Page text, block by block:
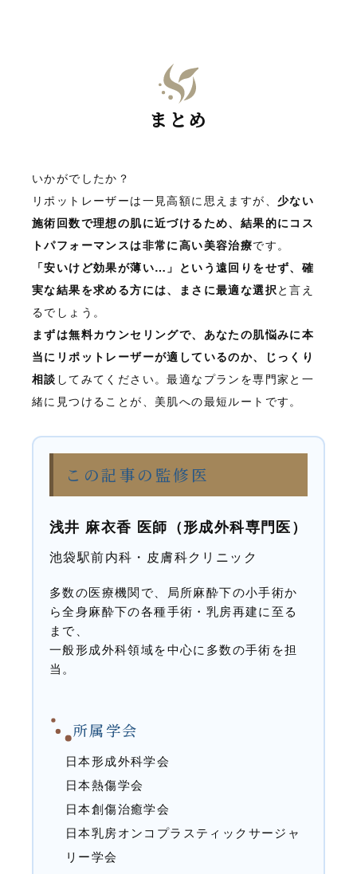
まとめ
いかがでしたか？
リポットレーザーは一見高額に思えますが、 少ない
施術回数で理想の肌に近づけるため、結果的にコス
トパフォーマンスは非常に高い美容治療です。
「安いけど効果が薄い…」という遠回りをせず、確
実な結果を求める方には、まさに最適な選択 と言え
るでしょう。
まずは無料カウンセリングで、あなたの肌悩みに本
当にリポットレーザーが適しているのか、じっくり
相談 してみてください。最適なプランを専門家と一
緒に見つけることが、美肌への最短ルートです。
この記事の監修医
浅井 麻衣香 医師 （形成外科専門医）
池袋駅前内科・皮膚科クリニック
多数の医療機関で、局所麻酔下の小手術か
ら全身麻酔下の各種手術・乳房再建に至る
まで、
一般形成外科領域を中心に多数の手術を担
当。
所属学会
日本形成外科学会
日本熱傷学会
日本創傷治癒学会
日本乳房オンコプラスティックサージャ
リー学会